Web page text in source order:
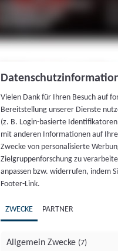
Vielen Dank für Ihren Besuch auf
Bereitstellung unserer Dienste
(z. B. Login-basierte
mit anderen Informationen auf
Zwecke von personalisierte
Zielgruppenforschung zu
anpassen bzw. widerrufen, indem
Footer-Link.
ZWECKE PARTNER
Allgemein Zwecke (7)